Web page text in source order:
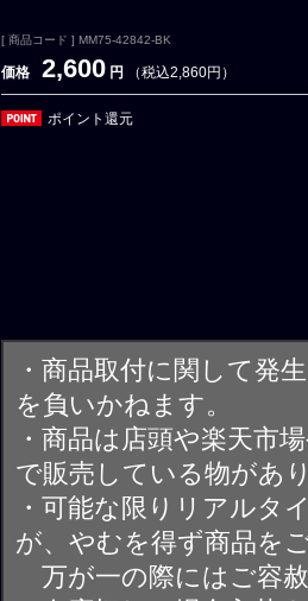
[ 商品コード ] MM75-42842-BK
価格 2,600 円 （税込2,860円）
ポイント還元
・商品取付に関して発
を負いかねます。
・商品は店頭や楽天市
で販売している物があ
・可能な限りリアルタ
が、やむを得ず商品を
万が一の際にはご容